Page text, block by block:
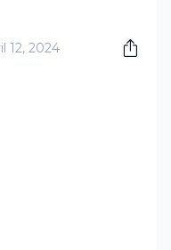
12, 2024